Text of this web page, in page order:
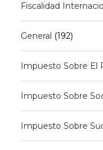
Fiscalidad
General (192)
Impuesto Sobre El
Impuesto Sobre
Impuesto Sobre